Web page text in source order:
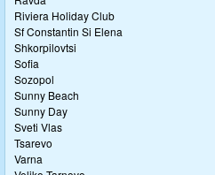
Riviera Holiday Club
Sf Constantin Si Elena
Shkorpilovtsi
Sofia
Sozopol
Sunny Beach
Sunny Day
Sveti Vlas
Tsarevo
Varna